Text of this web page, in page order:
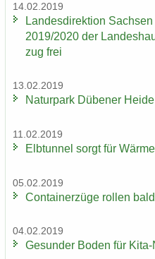
14.02.2019
Lan­des­di­rek­ti­on
2019/2020 der
zug frei
13.02.2019
Na­tur­park Dü­be­ner
11.02.2019
Elb­tun­nel sorgt für
05.02.2019
Con­tai­ner­zü­ge rol­len
04.02.2019
Ge­sun­der Boden für